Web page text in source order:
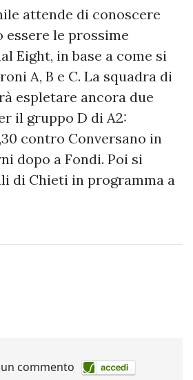
attende di conoscere
le prossime
Eight, in base a come si
A, B e C. La squadra di
espletare ancora due
il gruppo D di A2:
contro Conversano in
dopo a Fondi. Poi si
di Chieti in programma a